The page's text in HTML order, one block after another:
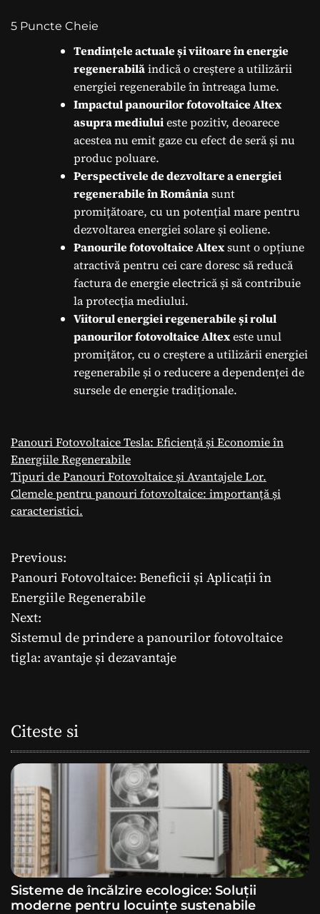
5 Puncte Cheie
Tendințele actuale și viitoare în energie
regenerabilăindică o creștere a utilizării
energiei regenerabile în întreaga lume.
Impactul panourilor fotovoltaice Altex
asupra mediuluieste pozitiv, deoarece
acestea nu emit gaze cu efect de seră și nu
produc poluare.
Perspectivele de dezvoltare a energiei
regenerabile în Româniasunt
promițătoare, cu un potențial mare pentru
dezvoltarea energiei solare și eoliene.
Panourile fotovoltaice Altexsunt o opțiune
atractivă pentru cei care doresc să reducă
factura de energie electrică și să contribuie
la protecția mediului.
Viitorul energiei regenerabile și rolul
panourilor fotovoltaice Altexeste unul
promițător, cu o creștere a utilizării energiei
regenerabile și o reducere a dependenței de
sursele de energie tradiționale.
Panouri Fotovoltaice Tesla: Eficiență și Economie în
Energiile Regenerabile
Tipuri de Panouri Fotovoltaice și Avantajele Lor.
Clemele pentru panouri fotovoltaice: importanță și
caracteristici.
N
a
v
i
r
e
î
n
a
r
Previous:
Panouri Fotovoltaice: Beneficii și Aplicații în
Energiile Regenerabile
Next:
Sistemul de prindere a panourilor fotovoltaice
tigla: avantaje și dezavantaje
Citeste si
Sisteme de încălzire ecologice: Soluții
moderne pentru locuințe sustenabile